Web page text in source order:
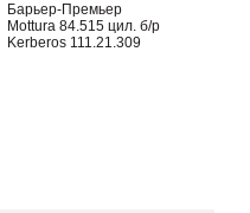
Барьер-Премьер
Mottura 84.515 цил. б/р
Kerberos 111.21.309